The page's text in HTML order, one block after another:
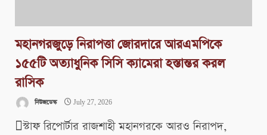
মহানগরজুড়ে নিরাপত্তা জোরদারে আরএমপিকে
১৫৫টি অত্যাধুনিক সিসি ক্যামেরা হস্তান্তর করল
রাসিক
নিউজডেস্ক July 27, 2026
স্টাফ রিপোর্টার রাজশাহী মহানগরকে আরও নিরাপদ,